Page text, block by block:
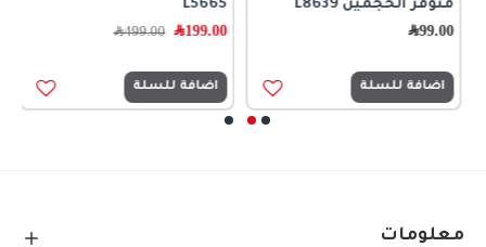
متوفر الحجمين L8639
99.00﷼
اضافة للسلة
L5665
199.00﷼ 499.00﷼
اضافة للسلة
معلومات